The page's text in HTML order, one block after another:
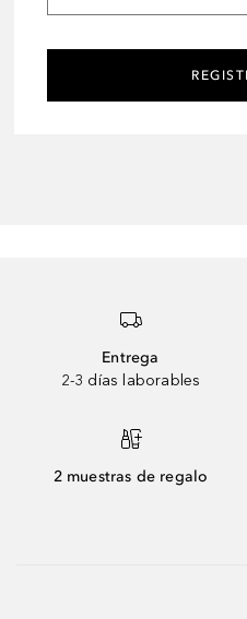
Entrega
2-3 días laborables
2 muestras de regalo